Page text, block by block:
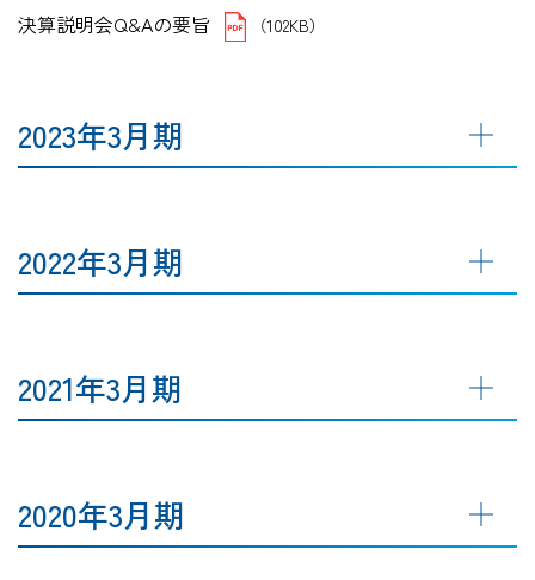
決算説明会Q&Aの要旨
（102KB）
2023年3月期
2022年3月期
2021年3月期
2020年3月期